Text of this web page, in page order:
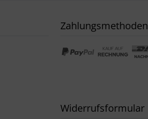
Zahlungsmethoden
Widerrufsformular